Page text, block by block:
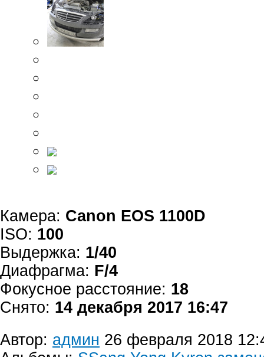
Камера: Canon EOS 1100D
ISO: 100
Выдержка: 1/40
Диафрагма: F/4
Фокусное расстояние: 18
Снято: 14 декабря 2017 16:47
Автор: админ 26 февраля 2018